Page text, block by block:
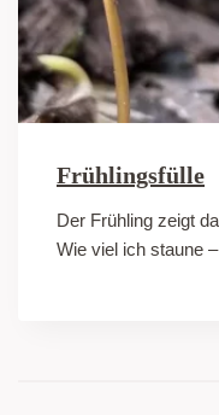
Frühlingsfülle
Der Frühling zeigt
Wie viel ich staune